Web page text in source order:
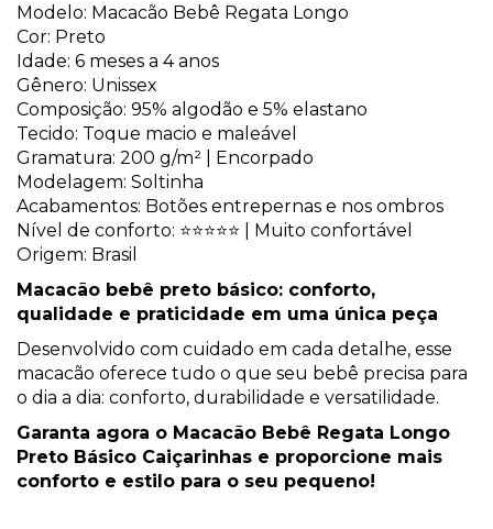
Modelo: Macacão Bebê Regata Longo
Cor: Preto
Idade: 6 meses a 4 anos
Gênero: Unissex
Composição: 95% algodão e 5% elastano
Tecido: Toque macio e maleável
Gramatura: 200 g/m² | Encorpado
Modelagem: Soltinha
Acabamentos: Botões entrepernas e nos ombros
Nível de conforto: ⭐⭐⭐⭐⭐ | Muito confortável
Origem: Brasil
Macacão bebê preto básico: conforto,
qualidade e praticidade em uma única peça
Desenvolvido com cuidado em cada detalhe, esse
macacão oferece tudo o que seu bebê precisa para
o dia a dia: conforto, durabilidade e versatilidade.
Garanta agora o Macacão Bebê Regata Longo
Preto Básico Caiçarinhas e proporcione mais
conforto e estilo para o seu pequeno!